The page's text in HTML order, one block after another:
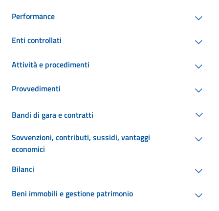
Performance
Enti controllati
Attività e procedimenti
Provvedimenti
Bandi di gara e contratti
Sovvenzioni, contributi, sussidi, vantaggi
economici
Bilanci
Beni immobili e gestione patrimonio